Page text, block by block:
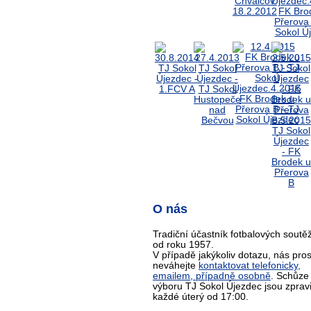
O nás
Tradiční účastník fotbalových
od roku 1957.
V případě jakýkoliv dotazu, nás
neváhejte kontaktovat telefonicky,
emailem, případně osobně. Schůze
výboru TJ Sokol Újezdec jsou
každé úterý od 17:00.